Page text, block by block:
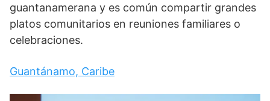
guantanamerana y es común compartir grandes
platos comunitarios en reuniones familiares o
celebraciones.
Guantánamo, Caribe